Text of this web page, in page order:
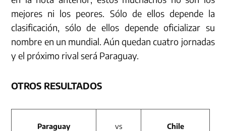
mejores ni los peores. Sólo de ellos depende la
clasificación, sólo de ellos depende oficializar su
nombre en un mundial. Aún quedan cuatro jornadas
y el próximo rival será Paraguay.
OTROS RESULTADOS
Paraguay vs Chile